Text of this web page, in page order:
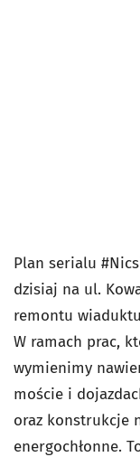
Plan serialu
dzisiaj na ul.
remontu
W ramach prac,
wymienimy
moście i
oraz konstrukcje
energochłonne.